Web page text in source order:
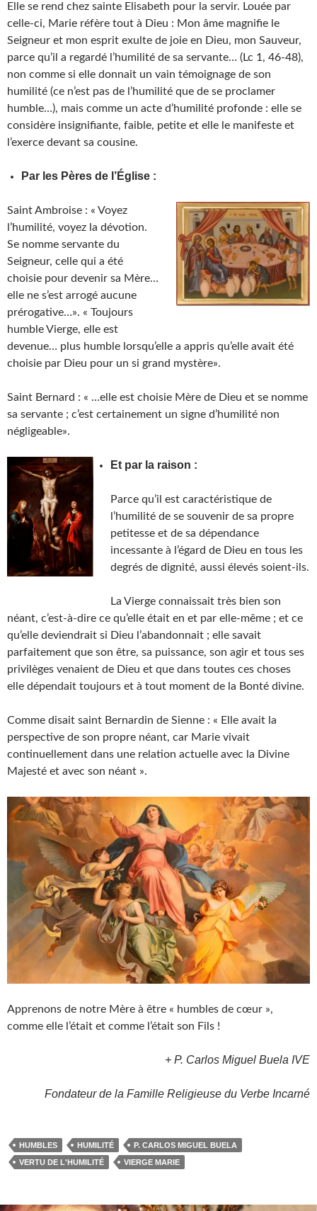
Elle se rend chez sainte Elisabeth pour la servir. Louée par
celle-ci, Marie réfère tout à Dieu : Mon âme magnifie le
Seigneur et mon esprit exulte de joie en Dieu, mon Sauveur,
parce qu’il a regardé l’humilité de sa servante… (Lc 1, 46-48),
non comme si elle donnait un vain témoignage de son
humilité (ce n’est pas de l’humilité que de se proclamer
humble…), mais comme un acte d’humilité profonde : elle se
considère insignifiante, faible, petite et elle le manifeste et
l’exerce devant sa cousine.
Par les Pères de l’Église :
Saint Ambroise : « Voyez
l’humilité, voyez la dévotion.
Se nomme servante du
Seigneur, celle qui a été
choisie pour devenir sa Mère…
elle ne s’est arrogé aucune
prérogative…». « Toujours
humble Vierge, elle est
devenue… plus humble lorsqu’elle a appris qu’elle avait été
choisie par Dieu pour un si grand mystère».
Saint Bernard : « …elle est choisie Mère de Dieu et se nomme
sa servante ; c’est certainement un signe d’humilité non
négligeable».
Et par la raison :
Parce qu’il est caractéristique de
l’humilité de se souvenir de sa propre
petitesse et de sa dépendance
incessante à l’égard de Dieu en tous les
degrés de dignité, aussi élevés soient-ils.
La Vierge connaissait très bien son
néant, c’est-à-dire ce qu’elle était en et par elle-même ; et ce
qu’elle deviendrait si Dieu l’abandonnait ; elle savait
parfaitement que son être, sa puissance, son agir et tous ses
privilèges venaient de Dieu et que dans toutes ces choses
elle dépendait toujours et à tout moment de la Bonté divine.
Comme disait saint Bernardin de Sienne : « Elle avait la
perspective de son propre néant, car Marie vivait
continuellement dans une relation actuelle avec la Divine
Majesté et avec son néant ».
Apprenons de notre Mère à être « humbles de cœur »,
comme elle l’était et comme l’était son Fils !
+ P. Carlos Miguel Buela IVE
Fondateur de la Famille Religieuse du Verbe Incarné
HUMBLES HUMILITÉ
P. CARLOS MIGUEL BUELA
VERTU DE L'HUMILITÉ
VIERGE MARIE